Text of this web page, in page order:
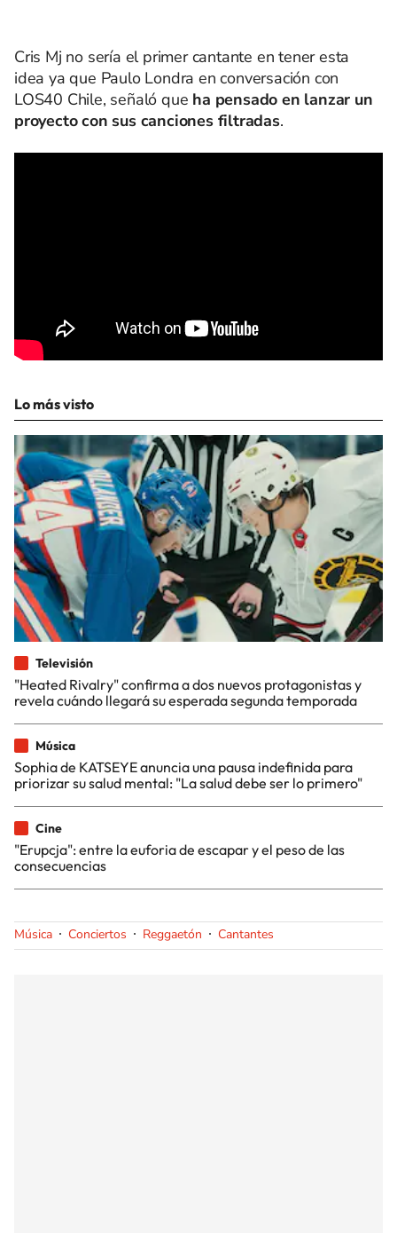
Cris Mj no sería el primer cantante en tener esta
idea ya que Paulo Londra en conversación con
LOS40 Chile, señaló que ha pensado en lanzar un
proyecto con sus canciones filtradas.
Lo más visto
Televisión
"Heated Rivalry" confirma a dos nuevos protagonistas y
revela cuándo llegará su esperada segunda temporada
Música
Sophia de KATSEYE anuncia una pausa indefinida para
priorizar su salud mental: "La salud debe ser lo primero"
Cine
"Erupcja": entre la euforia de escapar y el peso de las
consecuencias
Música Conciertos Reggaetón Cantantes